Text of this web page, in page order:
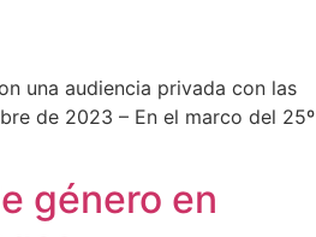
una audiencia privada con las
de 2023 – En el marco del 25º
género en